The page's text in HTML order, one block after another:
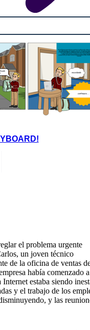
el problema urgente
un joven técnico
de la oficina de ventas
había comenzado
estaba siendo
y el trabajo de los
y las